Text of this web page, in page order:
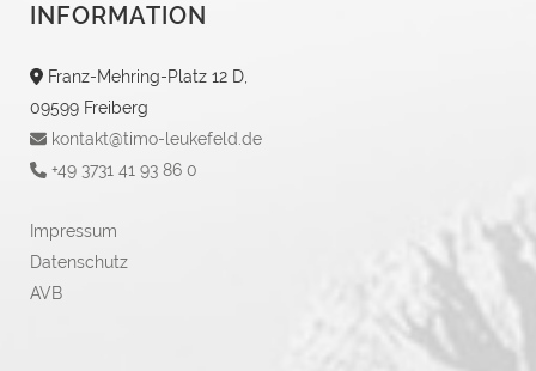
INFORMATION
Franz-Mehring-Platz 12 D,
09599 Freiberg
kontakt@timo-leukefeld.de
+49 3731 41 93 86 0
Impressum
Datenschutz
AVB